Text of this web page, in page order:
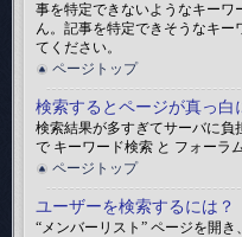
事を特定できないようなキーワ
ん。記事を特定できそうなキー
てください。
ページトップ
検索するとページが真っ白
検索結果が多すぎてサーバに負
で キーワード検索 と フォーラ
ページトップ
ユーザーを検索するには？
“メンバーリスト” ページを開